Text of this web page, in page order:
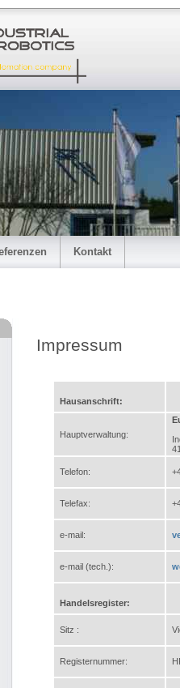
Kontakt
Impressum
Hausanschrift:
Hauptverwaltung:
Telefon:
Telefax:
e-mail:
e-mail (tech.):
Handelsregister:
Sitz :
Registernummer: